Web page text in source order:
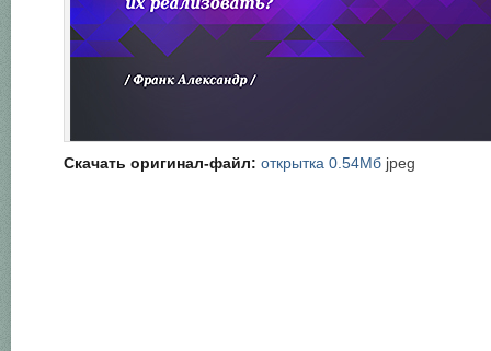
Скачать оригинал-файл: открытка 0.54Мб jpeg